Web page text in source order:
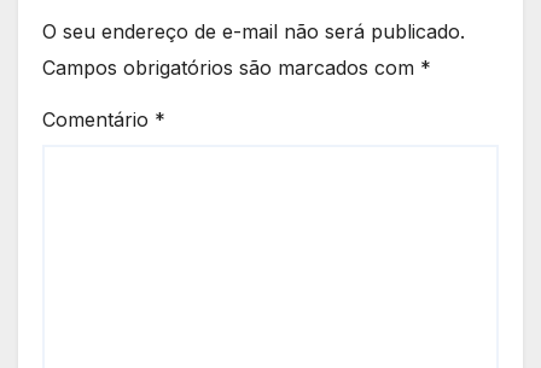
O seu endereço de e-mail não será publicado.
Campos obrigatórios são marcados com *
Comentário *